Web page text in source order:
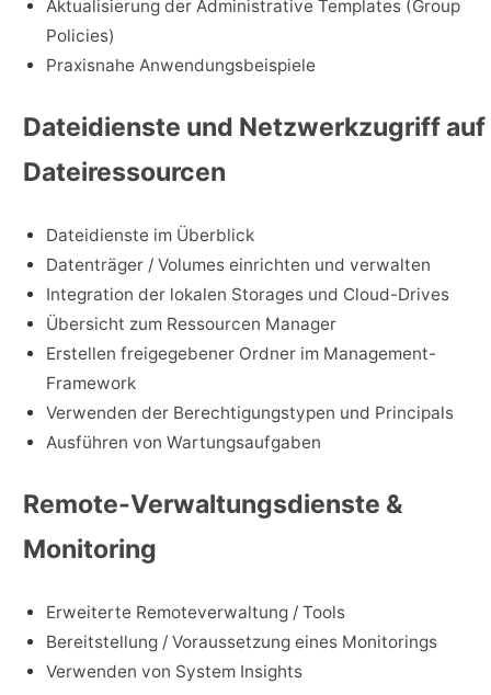
Aktualisierung der Administrative Templates (Group
Policies)
Praxisnahe Anwendungsbeispiele
Dateidienste und Netzwerkzugriff auf
Dateiressourcen
Dateidienste im Überblick
Datenträger / Volumes einrichten und verwalten
Integration der lokalen Storages und Cloud-Drives
Übersicht zum Ressourcen Manager
Erstellen freigegebener Ordner im Management-
Framework
Verwenden der Berechtigungstypen und Principals
Ausführen von Wartungsaufgaben
Remote-Verwaltungsdienste &
Monitoring
Erweiterte Remoteverwaltung / Tools
Bereitstellung / Voraussetzung eines Monitorings
Verwenden von System Insights